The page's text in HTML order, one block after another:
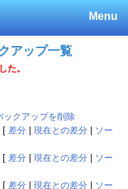
Menu
アップ一覧
た。
ックアップを削除
[ 差分 現在との差分
ソー
[ 差分 現在との差分
ソー
[ 差分 現在との差分
ソー